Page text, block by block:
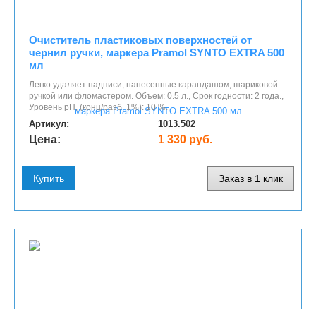
Очиститель пластиковых поверхностей от
чернил ручки, маркера Pramol SYNTO EXTRA 500
мл
Легко удаляет надписи, нанесенные карандашом, шариковой
ручкой или фломастером. Объем: 0.5 л., Срок годности: 2 года.,
Уровень рН, (конц/разб. 1%): 10 %.
Артикул: 1013.502
Цена: 1 330 руб.
Купить Заказ в 1 клик